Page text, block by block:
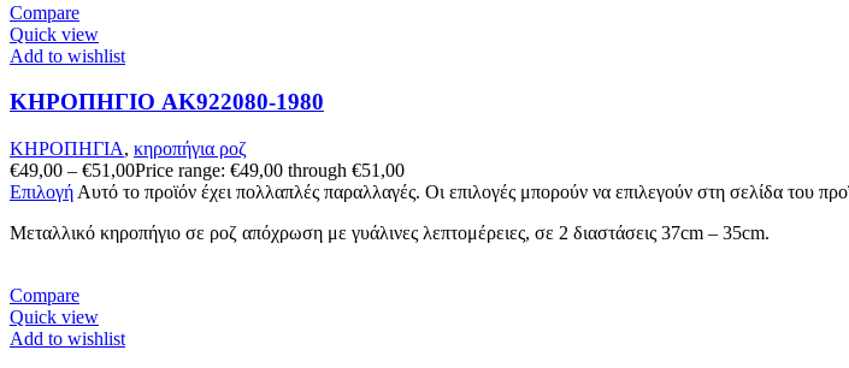
Compare
Quick view
Add to wishlist
ΚΗΡΟΠΗΓΙΟ AK922080-1980
ΚΗΡΟΠΗΓΙΑ, κηροπήγια ροζ
€49,00 – €51,00Price range: €49,00 through €51,00
Επιλογή Αυτό το προϊόν έχει πολλαπλές παραλλαγές. Οι επιλογές μπορούν να επιλεγούν στη σελίδα του
Μεταλλικό κηροπήγιο σε ροζ απόχρωση με γυάλινες λεπτομέρειες, σε 2 διαστάσεις 37cm – 35cm.
Compare
Quick view
Add to wishlist